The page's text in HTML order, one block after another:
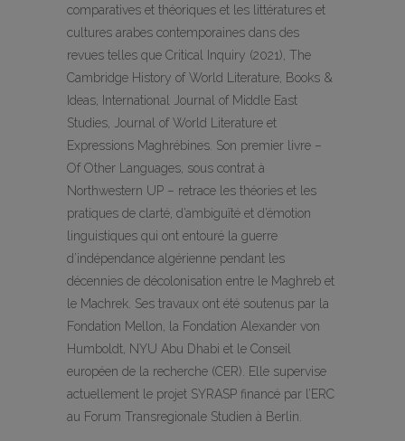
comparatives et théoriques et les littératures et
cultures arabes contemporaines dans des
revues telles que Critical Inquiry (2021), The
Cambridge History of World Literature, Books &
Ideas, International Journal of Middle East
Studies, Journal of World Literature et
Expressions Maghrébines. Son premier livre –
Of Other Languages, sous contrat à
Northwestern UP – retrace les théories et les
pratiques de clarté, d’ambiguïté et d’émotion
linguistiques qui ont entouré la guerre
d’indépendance algérienne pendant les
décennies de décolonisation entre le Maghreb et
le Machrek. Ses travaux ont été soutenus par la
Fondation Mellon, la Fondation Alexander von
Humboldt, NYU Abu Dhabi et le Conseil
européen de la recherche (CER). Elle supervise
actuellement le projet SYRASP financé par l’ERC
au Forum Transregionale Studien à Berlin.